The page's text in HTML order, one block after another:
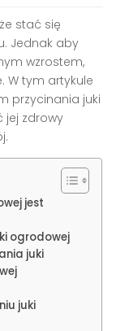
stać się
Jednak aby
wzrostem,
W tym artykule
przycinania juki
jej zdrowy
jest
ogrodowej
juki
juki